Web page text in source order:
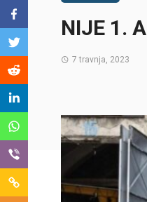
NIJE 1.
7 travnja, 2023